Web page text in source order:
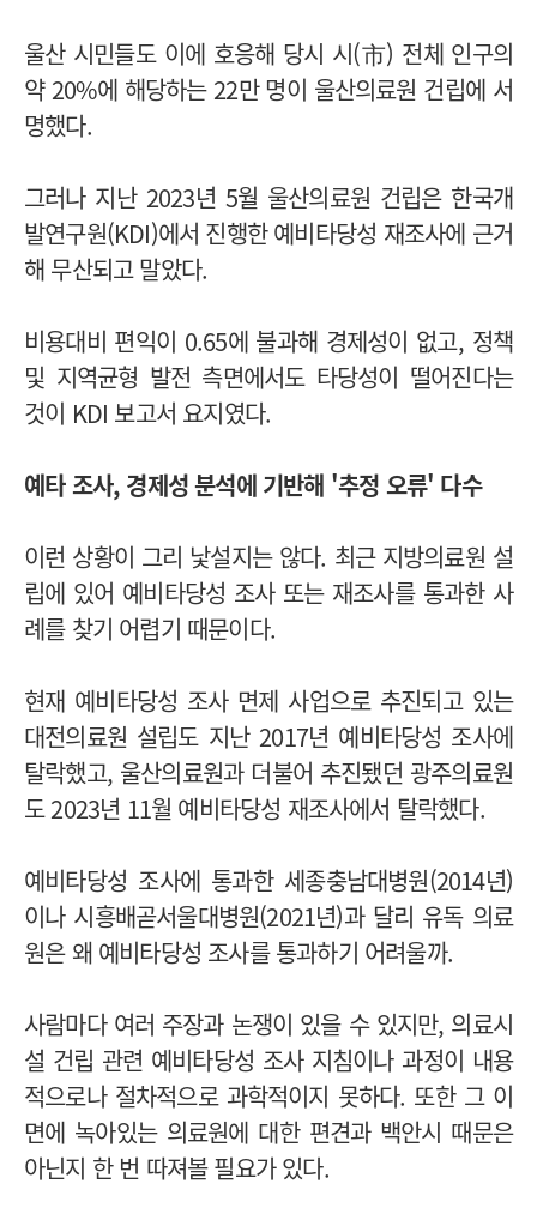
울산 시민들도 이에 호응해 당시 시(市) 전체 인구의
약 20%에 해당하는 22만 명이 울산의료원 건립에 서
명했다.
그러나 지난 2023년 5월 울산의료원 건립은 한국개
발연구원(KDI)에서 진행한 예비타당성 재조사에 근거
해 무산되고 말았다.
비용대비 편익이 0.65에 불과해 경제성이 없고, 정책
및 지역균형 발전 측면에서도 타당성이 떨어진다는
것이 KDI 보고서 요지였다.
예타 조사, 경제성 분석에 기반해 '추정 오류' 다수
이런 상황이 그리 낯설지는 않다. 최근 지방의료원 설
립에 있어 예비타당성 조사 또는 재조사를 통과한 사
례를 찾기 어렵기 때문이다.
현재 예비타당성 조사 면제 사업으로 추진되고 있는
대전의료원 설립도 지난 2017년 예비타당성 조사에
탈락했고, 울산의료원과 더불어 추진됐던 광주의료원
도 2023년 11월 예비타당성 재조사에서 탈락했다.
예비타당성 조사에 통과한 세종충남대병원(2014년)
이나 시흥배곧서울대병원(2021년)과 달리 유독 의료
원은 왜 예비타당성 조사를 통과하기 어려울까.
사람마다 여러 주장과 논쟁이 있을 수 있지만, 의료시
설 건립 관련 예비타당성 조사 지침이나 과정이 내용
적으로나 절차적으로 과학적이지 못하다. 또한 그 이
면에 녹아있는 의료원에 대한 편견과 백안시 때문은
아닌지 한 번 따져볼 필요가 있다.